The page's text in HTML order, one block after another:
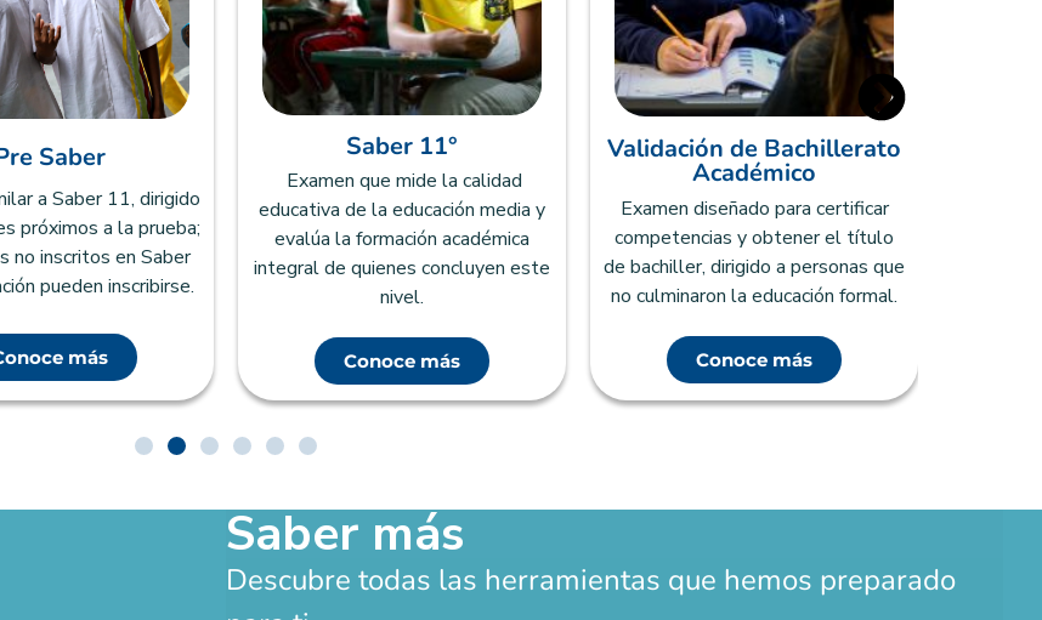
Saber
a Saber 11, dirigido
próximos a la prueba;
no inscritos en Saber
pueden inscribirse.
más
Saber 11°
Examen que mide la calidad
educativa de la educación media y
evalúa la formación académica
integral de quienes concluyen este
nivel.
Conoce más
Validación de Bachillerato
Académico
Examen diseñado para certificar
competencias y obtener el título
de bachiller, dirigido a personas que
no culminaron la educación formal.
Conoce más
Saber más
Descubre todas las herramientas que hemos preparado